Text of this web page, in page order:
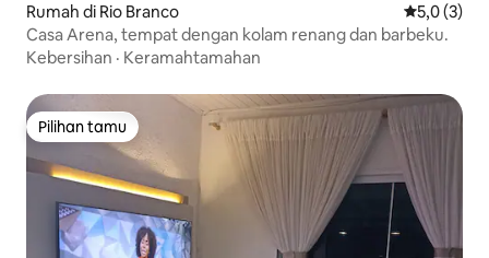
Rumah di Rio Branco Nilai rata-
5,0 (3)
Casa Arena, tempat dengan kolam renang dan barbeku.
Kebersihan · Keramahtamahan
Pilihan tamu
Pilihan tamu